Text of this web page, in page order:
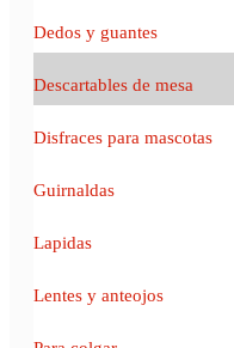
Dedos y guantes
Descartables de mesa
Disfraces para mascotas
Guirnaldas
Lapidas
Lentes y anteojos